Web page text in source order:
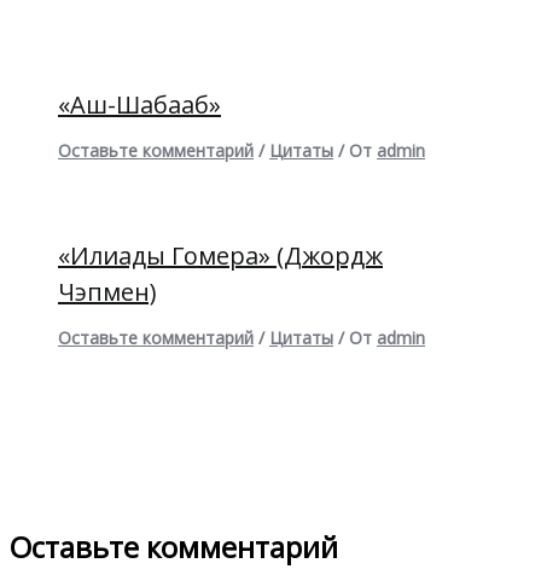
«Аш-Шабааб»
Оставьте комментарий / Цитаты / От admin
«Илиады Гомера» (Джордж
Чэпмен)
Оставьте комментарий / Цитаты / От admin
Оставьте комментарий